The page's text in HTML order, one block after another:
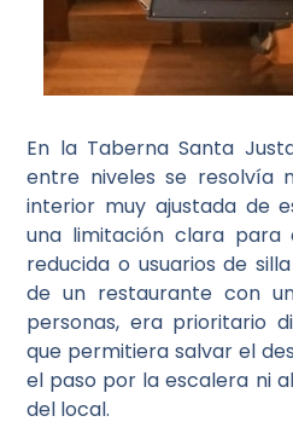
En la Taberna Santa
entre niveles se resolvía
interior muy ajustada de
una limitación clara para
reducida o usuarios de
de un restaurante con
personas, era prioritario
que permitiera salvar el
el paso por la escalera ni
del local.